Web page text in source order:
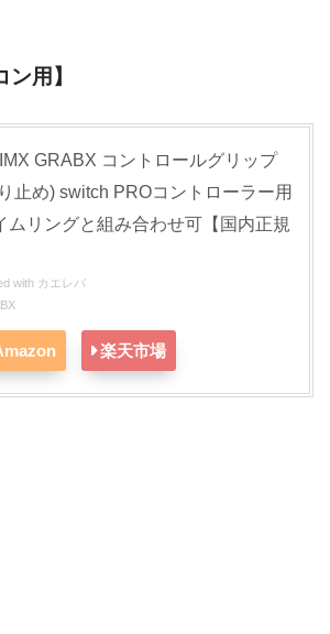
用】
GRABX コントロールグリップ
止め) switch PROコントローラー用
ムリングと組み合わせ可【国内正規
with カエレバ
楽天市場